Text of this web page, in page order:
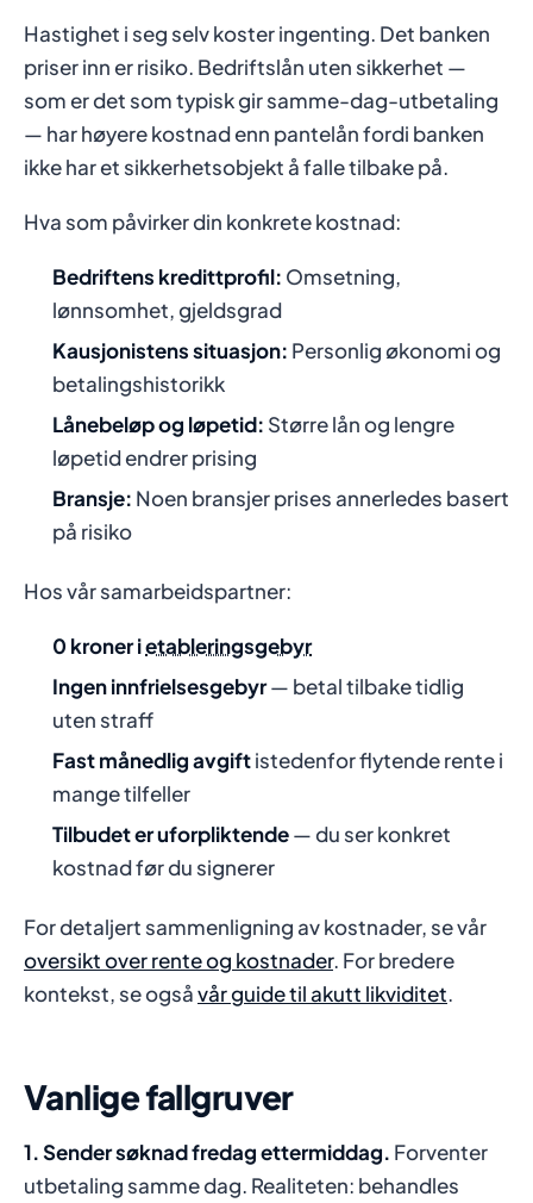
Hastighet i seg selv koster ingenting. Det banken
priser inn er risiko. Bedriftslån uten sikkerhet —
som er det som typisk gir samme-dag-utbetaling
— har høyere kostnad enn pantelån fordi banken
ikke har et sikkerhetsobjekt å falle tilbake på.
Hva som påvirker din konkrete kostnad:
Bedriftens kredittprofil: Omsetning,
lønnsomhet, gjeldsgrad
Kausjonistens situasjon: Personlig økonomi og
betalingshistorikk
Lånebeløp og løpetid: Større lån og lengre
løpetid endrer prising
Bransje: Noen bransjer prises annerledes basert
på risiko
Hos vår samarbeidspartner:
0 kroner ietableringsgebyr
Ingen innfrielsesgebyr— betal tilbake tidlig
uten straff
Fast månedlig avgiftistedenfor flytende rente i
mange tilfeller
Tilbudet er uforpliktende— du ser konkret
kostnad før du signerer
For detaljert sammenligning av kostnader, se vår
oversikt over rente og kostnader. For bredere
kontekst, se ogsåvår guide til akutt likviditet.
Vanlige fallgruver
1. Sender søknad fredag ettermiddag. Forventer
utbetaling samme dag. Realiteten: behandles